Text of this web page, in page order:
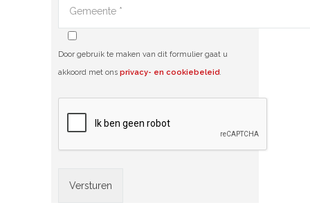
Door gebruik te maken van dit formulier gaat u
akkoord met ons privacy- en cookiebeleid.